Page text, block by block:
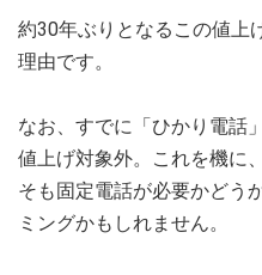
約30年ぶりとなるこの値上
理由です。
なお、すでに「ひかり電話
値上げ対象外。これを機に
そも固定電話が必要かどう
ミングかもしれません。